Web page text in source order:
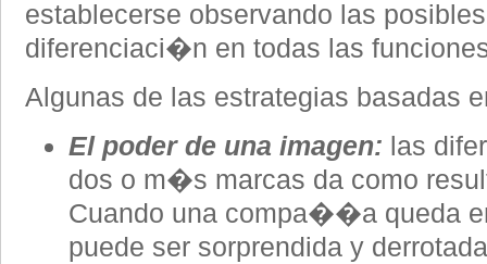
establecerse observando las
diferenciaci�n en todas las
Algunas de las estrategias basadas
El poder de una imagen: las
dos o m�s marcas da como
Cuando una compa��a queda
puede ser sorprendida y